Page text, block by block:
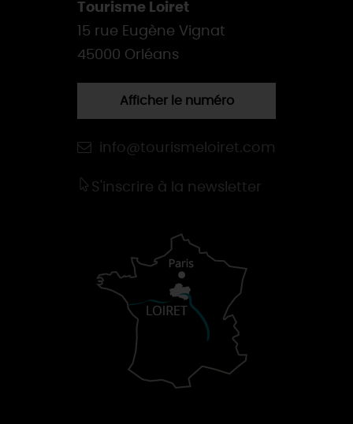
Tourisme Loiret
15 rue Eugène Vignat
45000 Orléans
Afficher le numéro
info@tourismeloiret.com
S'inscrire à la newsletter